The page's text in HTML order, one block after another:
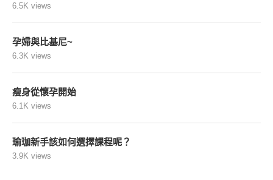
6.5K views
孕婦與比基尼~
6.3K views
瘦身從懷孕開始
6.1K views
瑜珈新手該如何選擇課程呢？
3.9K views